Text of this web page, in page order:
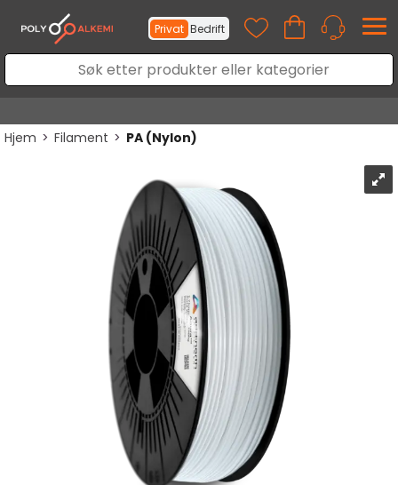
Privat Bedrift
Hjem>Filament>PA (Nylon)